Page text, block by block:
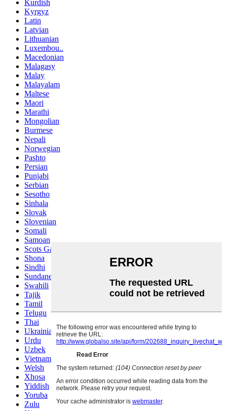
Kurdish
Kyrgyz
Latin
Latvian
Lithuanian
Luxembou..
Macedonian
Malagasy
Malay
Malayalam
Maltese
Maori
Marathi
Mongolian
Burmese
Nepali
Norwegian
Pashto
Persian
Punjabi
Serbian
Sesotho
Sinhala
Slovak
Slovenian
Somali
Samoan
Scots Gaelic
Shona
Sindhi
Sundanese
Swahili
Tajik
Tamil
Telugu
Thai
Ukrainian
Urdu
Uzbek
Vietnamese
Welsh
Xhosa
Yiddish
Yoruba
Zulu